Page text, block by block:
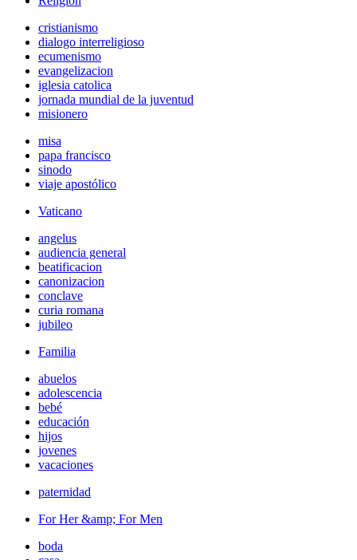
cristianismo
dialogo interreligioso
ecumenismo
evangelizacion
iglesia catolica
jornada mundial de la juventud
misionero
misa
papa francisco
sinodo
viaje apostólico
Vaticano
angelus
audiencia general
beatificacion
canonizacion
conclave
curia romana
jubileo
Familia
abuelos
adolescencia
bebé
educación
hijos
jovenes
vacaciones
paternidad
For Her &amp; For Men
boda